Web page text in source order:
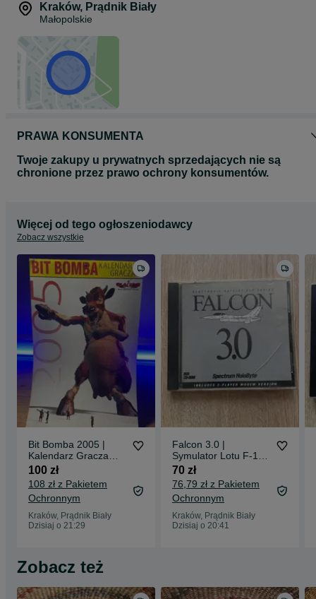
Kraków, Prądnik Biały
Małopolskie
PRAWA KONSUMENTA
Twoje zakupy u prywatnych sprzedających nie są
chronione przez prawo ochrony konsumentów.
Więcej od tego ogłoszeniodawcy
Zobacz wszystkie
Bit Bomba 2005 |
Kalendarz Gracza
CD-Action
100 zł
108 zł z Pakietem
Ochronnym
Kraków, Prądnik Biały
Dzisiaj o 21:29
Falcon 3.0 |
Symulator Lotu F-16
PC DOS Retro
70 zł
76,79 zł z Pakietem
Ochronnym
Kraków, Prądnik Biały
Dzisiaj o 20:41
Zobacz też